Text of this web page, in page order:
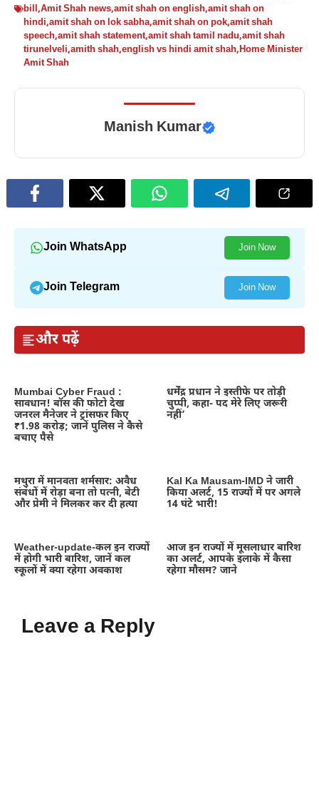
bill,Amit Shah news,amit shah on english,amit shah on
hindi,amit shah on lok sabha,amit shah on pok,amit shah
speech,amit shah statement,amit shah tamil nadu,amit shah
tirunelveli,amith shah,english vs hindi amit shah,Home Minister
Amit Shah
Manish Kumar
Join WhatsApp Join Now
Join Telegram Join Now
और पढ़ें
Mumbai Cyber Fraud :
सावधान! बॉस की फोटो देख
जनरल मैनेजर ने ट्रांसफर किए
₹1.98 करोड़; जानें पुलिस ने कैसे
बचाए पैसे
धर्मेंद्र प्रधान ने इस्तीफे पर तोड़ी
चुप्पी, कहा- पद मेरे लिए जरूरी
नहीं’
मथुरा में मानवता शर्मसार: अवैध
संबंधों में रोड़ा बना तो पत्नी, बेटी
और प्रेमी ने मिलकर कर दी हत्या
Kal Ka Mausam-IMD ने जारी
किया अलर्ट, 15 राज्यों में पर अगले
14 घंटे भारी!
Weather-update-कल इन राज्यों
में होगी भारी बारिश, जानें कल
स्कूलों में क्या रहेगा अवकाश
आज इन राज्यों में मूसलाधार बारिश
का अलर्ट, आपके इलाके में कैसा
रहेगा मौसम? जाने
Leave a Reply